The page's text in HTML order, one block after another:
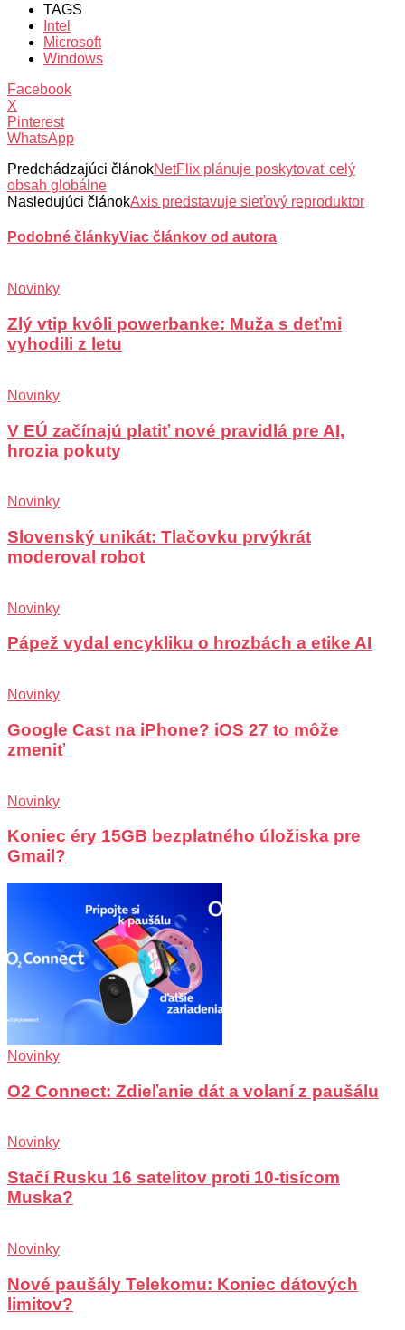
TAGS
Intel
Microsoft
Windows
Facebook
X
Pinterest
WhatsApp
Predchádzajúci článokNetFlix plánuje poskytovať celý
obsah globálne
Nasledujúci článokAxis predstavuje sieťový reproduktor
Podobné článkyViac článkov od autora
Novinky
Zlý vtip kvôli powerbanke: Muža s deťmi
vyhodili z letu
Novinky
V EÚ začínajú platiť nové pravidlá pre AI,
hrozia pokuty
Novinky
Slovenský unikát: Tlačovku prvýkrát
moderoval robot
Novinky
Pápež vydal encykliku o hrozbách a etike AI
Novinky
Google Cast na iPhone? iOS 27 to môže
zmeniť
Novinky
Koniec éry 15GB bezplatného úložiska pre
Gmail?
Novinky
O2 Connect: Zdieľanie dát a volaní z paušálu
Novinky
Stačí Rusku 16 satelitov proti 10-tisícom
Muska?
Novinky
Nové paušály Telekomu: Koniec dátových
limitov?